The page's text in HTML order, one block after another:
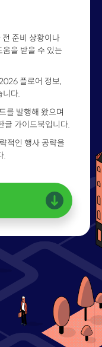
준비 상황이나
을 받을 수 있는
플로어 정보,
니다.
를 발행해 왔으며
글 가이드북입니다.
적인 행사 공략을
.